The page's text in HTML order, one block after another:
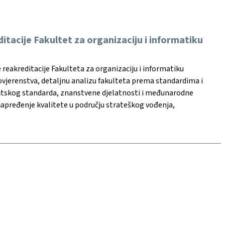
Fakultet za organizaciju i informatiku
Fakulteta za organizaciju i informatiku
detaljnu analizu fakulteta prema standardima i
standarda, znanstvene djelatnosti i međunarodne
kvalitete u području strateškog vođenja,